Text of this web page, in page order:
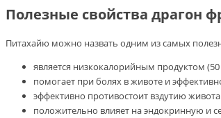
Полезные свойства драгон
Питахайю можно назвать одним из самых
является низкокалорийным продуктом
помогает при болях в животе и
эффективно противостоит вздутию
положительно влияет на эндокринную и